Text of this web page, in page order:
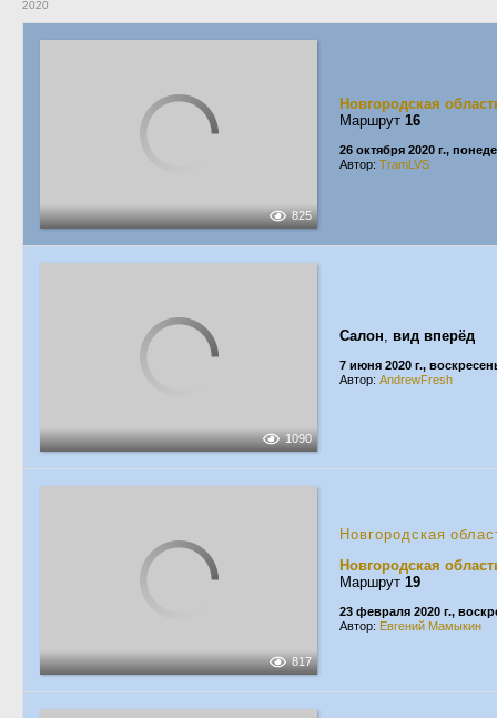
2020
825
Новгородская
Маршрут 16
26 октября 2020 г.,
Автор: TramLVS
1090
Салон, вид вперёд
7 июня 2020 г.,
Автор: AndrewFresh
817
Новгородская
Новгородская
Маршрут 19
23 февраля 2020 г.,
Автор: Евгений Мамыкин